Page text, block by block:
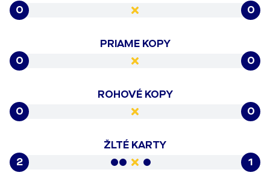
0
0
PRIAME KOPY
0
0
ROHOVÉ KOPY
0
0
ŽLTÉ KARTY
2
1